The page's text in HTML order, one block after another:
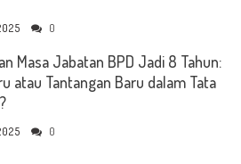
0
Masa Jabatan BPD Jadi 8 Tahun:
atau Tantangan Baru dalam Tata
0